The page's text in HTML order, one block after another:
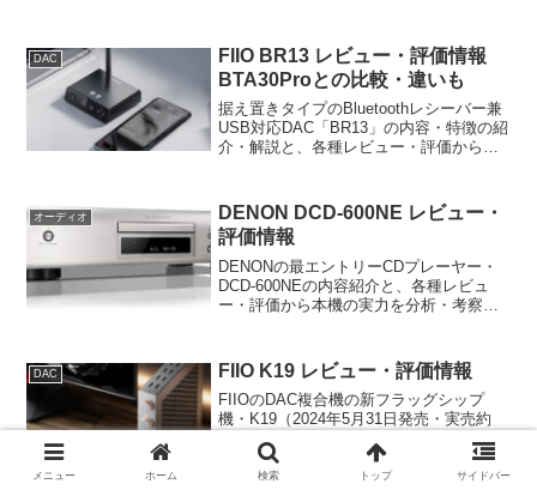
などをまとめます。
DAC
FIIO BR13 レビュー・評価情報
BTA30Proとの比較・違いも
据え置きタイプのBluetoothレシーバー兼
USB対応DAC「BR13」の内容・特徴の紹
介・解説と、各種レビュー・評価から浮
オーディオ
DENON DCD-600NE レビュー・
評価情報
DENONの最エントリーCDプレーヤー・
DCD-600NEの内容紹介と、各種レビュ
ー・評価から本機の実力を分析・考察。
DAC FIIO K19 レビュー・評価情報
FIIOのDAC複合機の新フラッグシップ
機・K19（2024年5月31日発売・実売約
27.8万円）の内容紹介と、各種レビュ
ー・評価から本機の実力を分析・考察。
メニュー ホーム 検索 トップ サイドバー